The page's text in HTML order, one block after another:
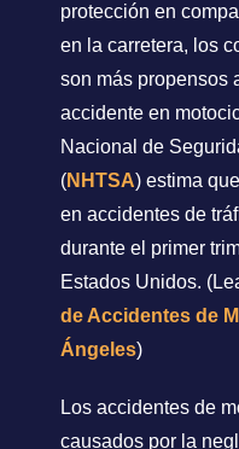
protección en
en la carretera, los
son más propensos
accidente en
Nacional de
(NHTSA) estima
en accidentes de
durante el primer
Estados Unidos.
de Accidentes de
Ángeles)
Los accidentes de
causados por la